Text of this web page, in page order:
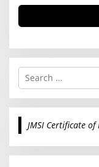
S
r
c
o
JMSI Certificate